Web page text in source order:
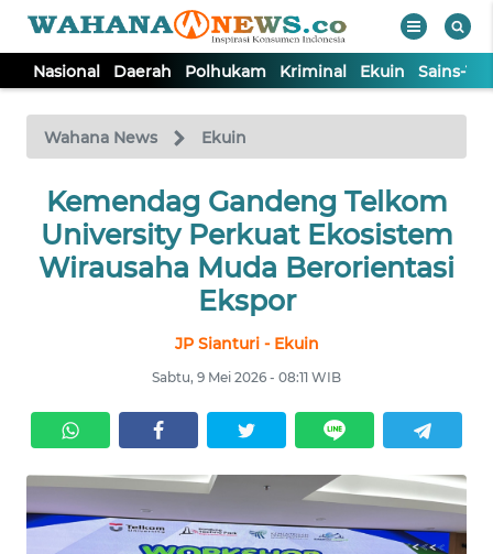
Nasional Daerah Polhukam Kriminal Ekuin Sains-
Wahana News Ekuin
Kemendag Gandeng Telkom
University Perkuat Ekosistem
Wirausaha Muda Berorientasi
Ekspor
JP Sianturi - Ekuin
Sabtu, 9 Mei 2026 - 08:11 WIB
TV
Tutup
NASIONAL
DAERAH
EKUIN
SAINS-TEKNO